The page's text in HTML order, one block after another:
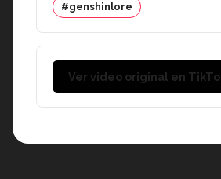
#genshinlore
Ver video original en